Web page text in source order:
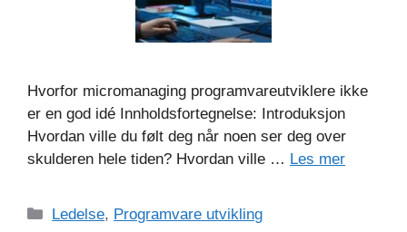
Hvorfor micromanaging programvareutviklere ikke
er en god idé Innholdsfortegnelse: Introduksjon
Hvordan ville du følt deg når noen ser deg over
skulderen hele tiden? Hvordan ville … Les mer
Kategorier
Ledelse, Programvare utvikling